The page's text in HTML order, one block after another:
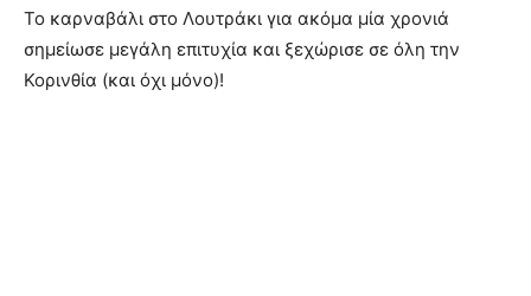
Το καρναβάλι στο Λουτράκι για ακόμα μία χρονιά
σημείωσε μεγάλη επιτυχία και ξεχώρισε σε όλη την
Κορινθία (και όχι μόνο)!